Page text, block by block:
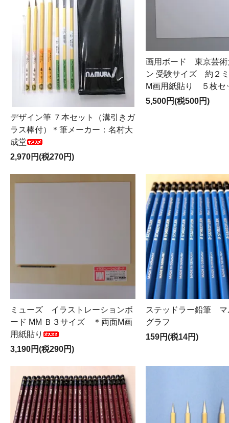
デザイン筆 ７本セット（溝引きガ
ラス棒付）＊筆メーカー：名村大
成堂
2,970円(税270円)
画用ボード 東京芸術
ン 受験サイズ 約２
M画用紙貼り ５枚セ
5,500円(税500円)
ミューズ イラストレーションボ
ード MM Ｂ３サイズ ＊両面M画
用紙貼り
3,190円(税290円)
ステッドラー鉛筆
グラフ
159円(税14円)